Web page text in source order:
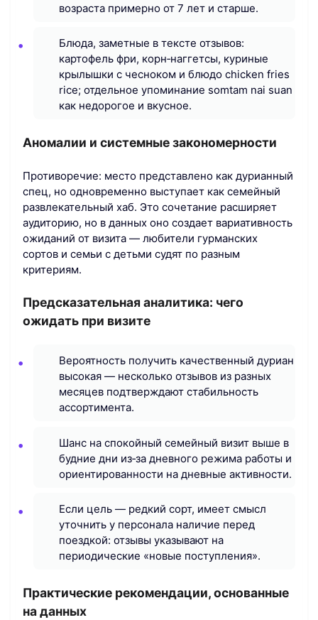
возраста примерно от 7 лет и старше.
Блюда, заметные в тексте отзывов:
картофель фри, корн‑наггетсы, куриные
крылышки с чесноком и блюдо chicken fries
rice; отдельное упоминание somtam nai suan
как недорогое и вкусное.
Аномалии и системные закономерности
Противоречие: место представлено как дурианный
спец, но одновременно выступает как семейный
развлекательный хаб. Это сочетание расширяет
аудиторию, но в данных оно создает вариативность
ожиданий от визита — любители гурманских
сортов и семьи с детьми судят по разным
критериям.
Предсказательная аналитика: чего
ожидать при визите
Вероятность получить качественный дуриан
высокая — несколько отзывов из разных
месяцев подтверждают стабильность
ассортимента.
Шанс на спокойный семейный визит выше в
будние дни из‑за дневного режима работы и
ориентированности на дневные активности.
Если цель — редкий сорт, имеет смысл
уточнить у персонала наличие перед
поездкой: отзывы указывают на
периодические «новые поступления».
Практические рекомендации, основанные
на данных